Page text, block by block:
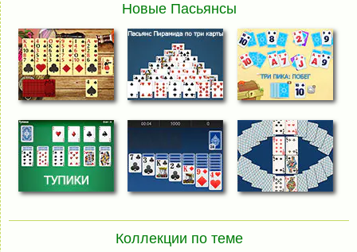
Новые Пасьянсы
Коллекции по теме